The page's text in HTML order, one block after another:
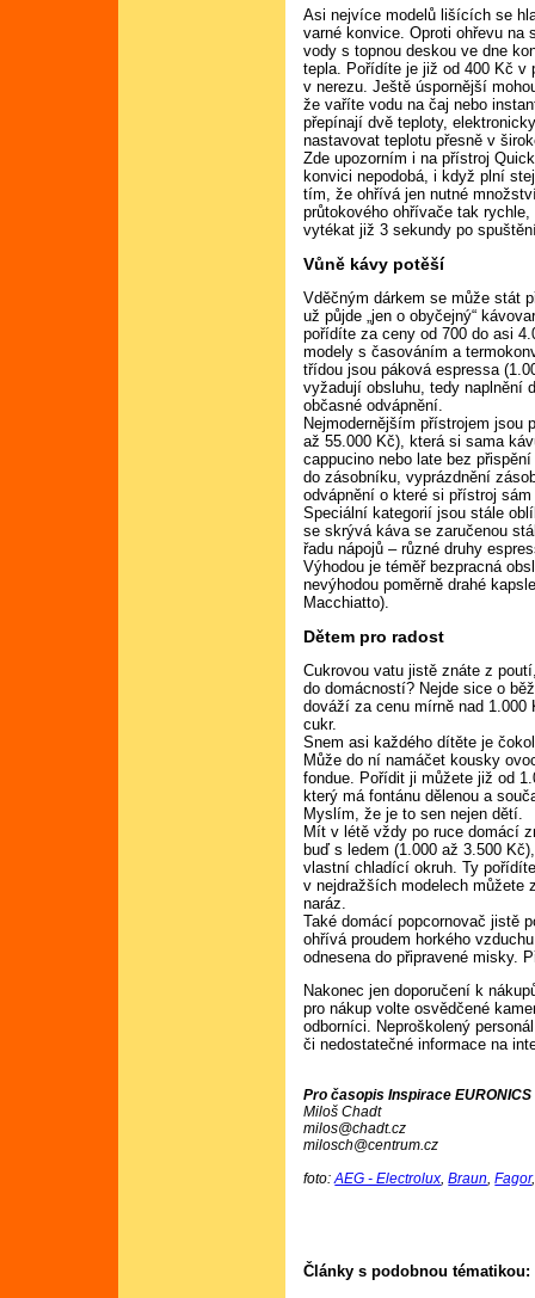
Asi nejvíce modelů lišících se
varné konvice. Oproti ohřevu
vody s topnou deskou ve dne
tepla. Pořídíte je již od 400 Kč v
v nerezu. Ještě úspornější
že vaříte vodu na čaj nebo
přepínají dvě teploty,
nastavovat teplotu přesně v
Zde upozorním i na přístroj
konvici nepodobá, i když plní
tím, že ohřívá jen nutné
průtokového ohřívače tak
vytékat již 3 sekundy po
Vůně kávy potěší
Vděčným dárkem se může stát
už půjde „jen o obyčejný“
pořídíte za ceny od 700 do asi
modely s časováním a
třídou jsou páková espressa
vyžadují obsluhu, tedy naplnění
občasné odvápnění.
Nejmodernějším přístrojem jsou
až 55.000 Kč), která si sama
cappucino nebo late bez
do zásobníku, vyprázdnění
odvápnění o které si přístroj sám
Speciální kategorií jsou stále
se skrývá káva se zaručenou
řadu nápojů – různé druhy
Výhodou je téměř bezpracná
nevýhodou poměrně drahé
Macchiatto).
Dětem pro radost
Cukrovou vatu jistě znáte z
do domácností? Nejde sice o
dováží za cenu mírně nad
cukr.
Snem asi každého dítěte je
Může do ní namáčet kousky
fondue. Pořídit ji můžete již od
který má fontánu dělenou a
Myslím, že je to sen nejen dětí.
Mít v létě vždy po ruce domácí
buď s ledem (1.000 až 3.500
vlastní chladící okruh. Ty
v nejdražších modelech můžete
naráz.
Také domácí popcornovač jistě
ohřívá proudem horkého
odnesena do připravené misky.
Nakonec jen doporučení k
pro nákup volte osvědčené
odborníci. Neproškolený
či nedostatečné informace na
Pro časopis Inspirace EURONICS
Miloš Chadt
milos@chadt.cz
milosch@centrum.cz
foto:AEG - Electrolux,Braun,Fagor
Články s podobnou tématikou: